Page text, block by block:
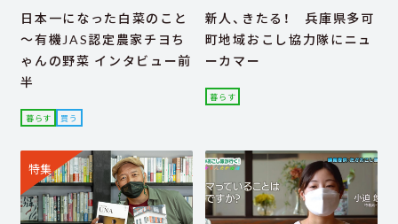
日本一になった白菜のこと
～有機JAS認定農家チヨち
ゃんの野菜 インタビュー前
半
暮らす 買う
新人、きたる！ 兵庫県多可
町地域おこし協力隊にニュ
ーカマー
暮らす
特集